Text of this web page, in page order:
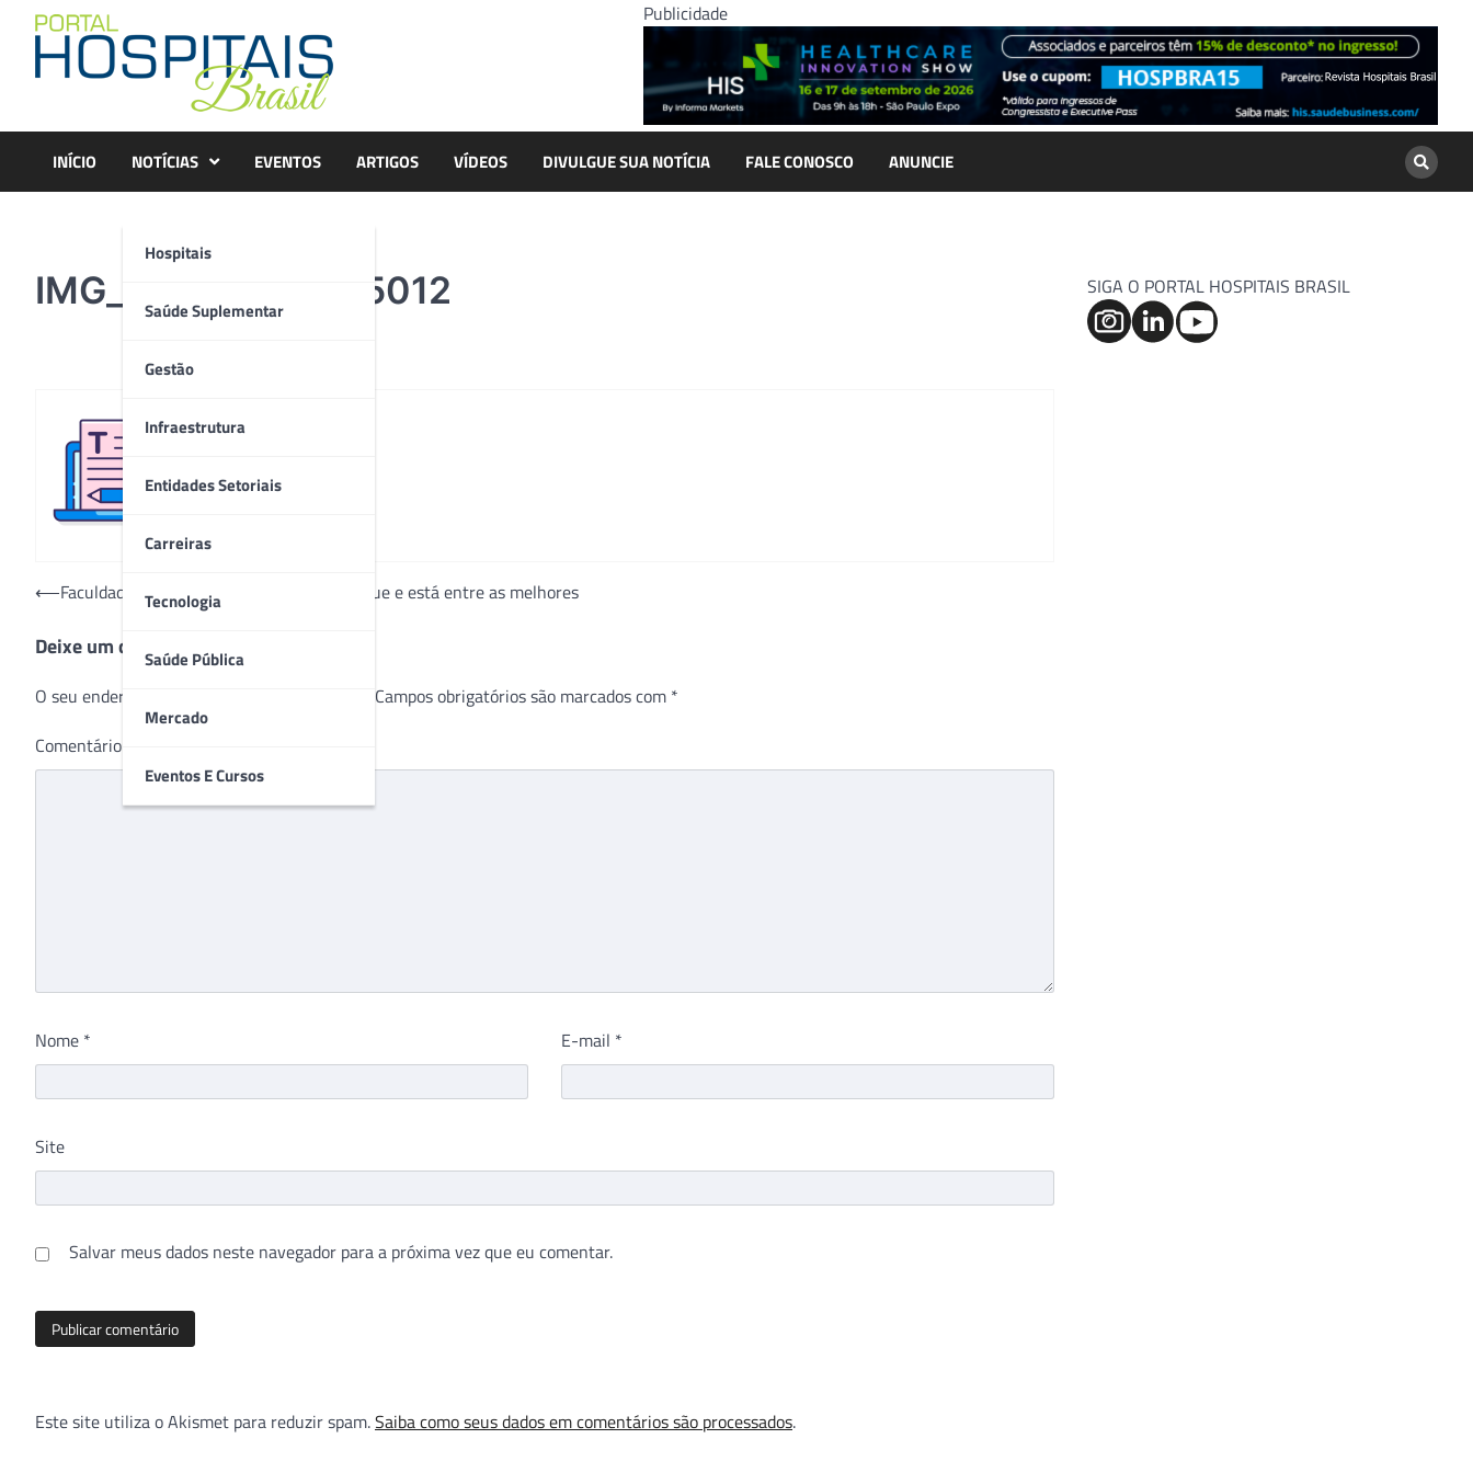
content
Publicidade
INÍCIO NOTÍCIAS
Hospitais
Saúde Suplementar
Gestão
Infraestrutura
Entidades Setoriais
Carreiras
Tecnologia
Saúde Pública
Mercado
Eventos E Cursos
EVENTOS ARTIGOS VÍDEOS DIVULGUE SUA NOTÍCIA FALE CONOSCO ANUNCIE
IMG_20210525_105012
Navegação
Post
⟵Faculdade de Medicina de Jundiaí é destaque e está entre as melhores
Deixe um comentário
O seu endereço de e-mail não será publicado. Campos obrigatórios são marcados com *
Comentário
Nome * E-mail *
Site
Salvar meus dados neste navegador para a próxima vez que eu comentar.
Este site utiliza o Akismet para reduzir spam.Saiba como seus dados em comentários são processados.
SIGA O PORTAL HOSPITAIS BRASIL